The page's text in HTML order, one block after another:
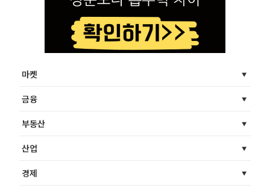
마켓
금융
부동산
산업
경제